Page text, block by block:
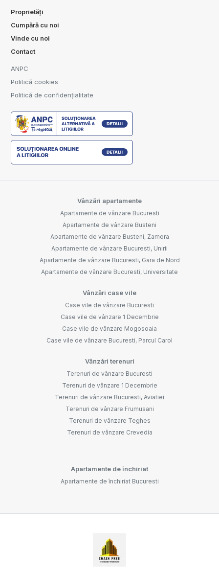
Proprietăți
Cumpără cu noi
Vinde cu noi
Contact
ANPC
Politică cookies
Politică de confidențialitate
Vânzări apartamente
Apartamente de vânzare Bucuresti
Apartamente de vânzare Busteni
Apartamente de vânzare Busteni, Zamora
Apartamente de vânzare Bucuresti, Unirii
Apartamente de vânzare Bucuresti, Gara de Nord
Apartamente de vânzare Bucuresti, Universitate
Vânzări case vile
Case vile de vânzare Bucuresti
Case vile de vânzare 1 Decembrie
Case vile de vânzare Mogosoaia
Case vile de vânzare Bucuresti, Parcul Carol
Vânzări terenuri
Terenuri de vânzare Bucuresti
Terenuri de vânzare 1 Decembrie
Terenuri de vânzare Bucuresti, Aviatiei
Terenuri de vânzare Frumusani
Terenuri de vânzare Teghes
Terenuri de vânzare Crevedia
Apartamente de închiriat
Apartamente de închiriat Bucuresti